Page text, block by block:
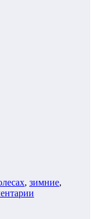
, зимние,